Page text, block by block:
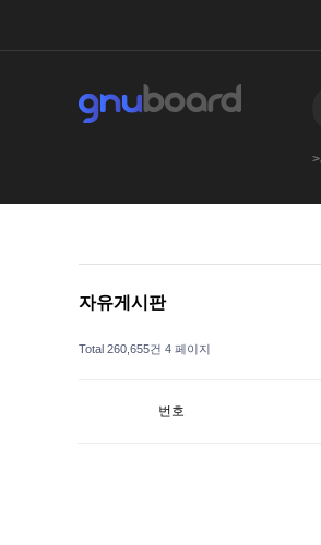
자유게시판
Total 260,655건 4 페이지
번호